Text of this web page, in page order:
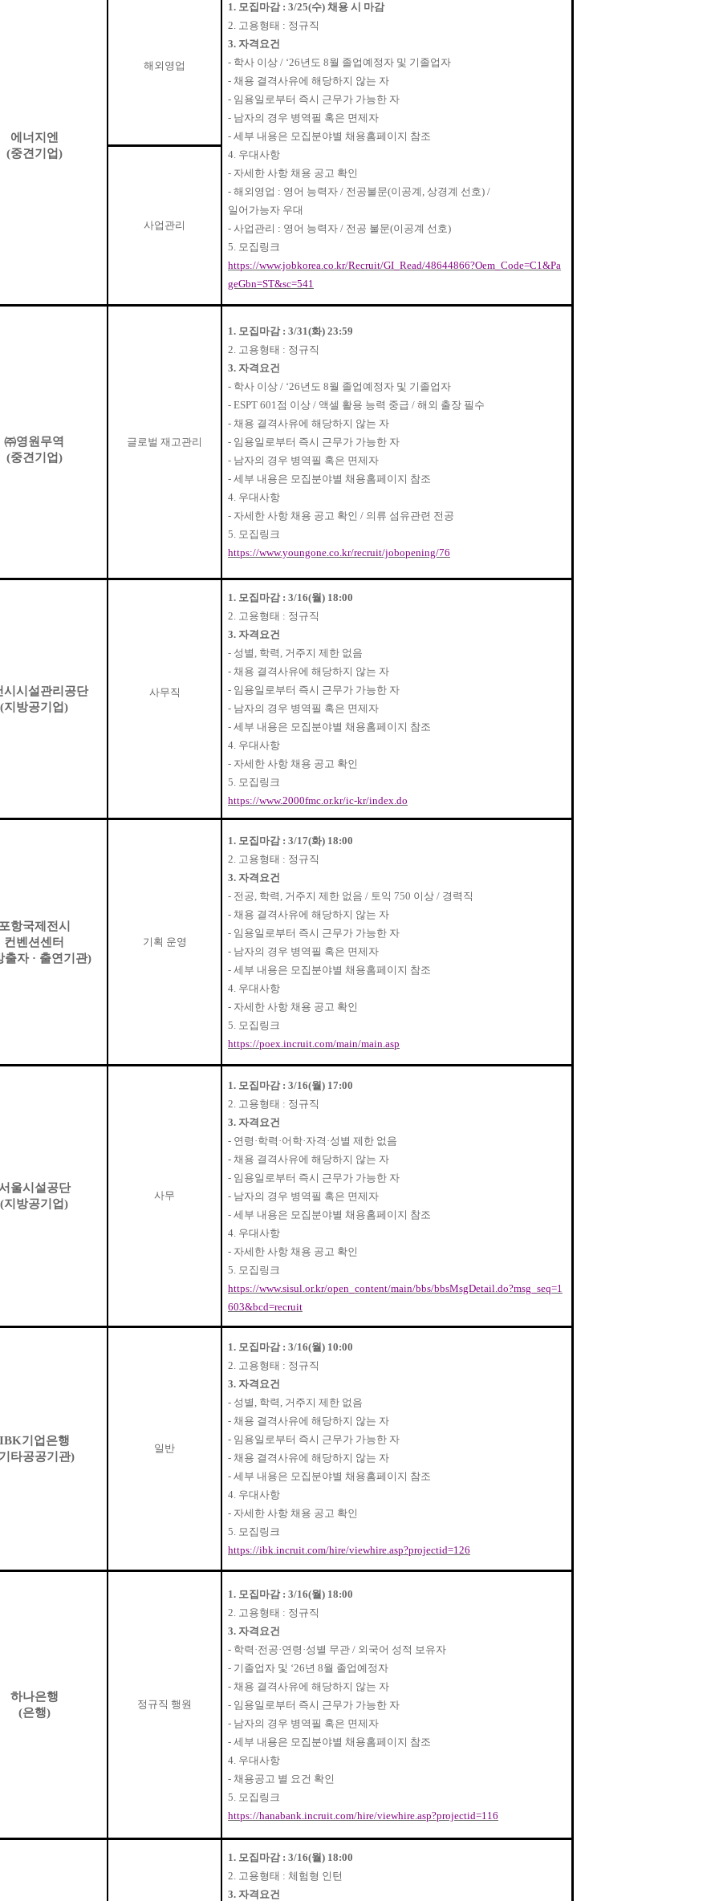
에너지엔
(중견기업)
해외영업
1. 모집마감 : 3/25(수) 채용 시 마감
2. 고용형태 : 정규직
3. 자격요건
- 학사 이상 / ‘26년도 8월 졸업예정자 및 기졸업자
- 채용 결격사유에 해당하지 않는 자
- 임용일로부터 즉시 근무가 가능한 자
- 남자의 경우 병역필 혹은 면제자
- 세부 내용은 모집분야별 채용홈페이지 참조
4. 우대사항
- 자세한 사항 채용 공고 확인
- 해외영업 : 영어 능력자 / 전공불문(이공계 , 상경계 선호) /
일어가능자 우대
- 사업관리 : 영어 능력자 / 전공 불문(이공계 선호)
5. 모집링크
https://www.jobkorea.co.kr/Recruit/GI_Read/48644866?Oem_Code=C1&Pa
geGbn=ST&sc=541
사업관리
㈜영원무역
(중견기업)
글로벌 재고관리
1. 모집마감 : 3/31(화) 23:59
2. 고용형태 : 정규직
3. 자격요건
- 학사 이상 / ‘26년도 8월 졸업예정자 및 기졸업자
- ESPT 601점 이상 / 액셀 활용 능력 중급 / 해외 출장 필수
- 채용 결격사유에 해당하지 않는 자
- 임용일로부터 즉시 근무가 가능한 자
- 남자의 경우 병역필 혹은 면제자
- 세부 내용은 모집분야별 채용홈페이지 참조
4. 우대사항
- 자세한 사항 채용 공고 확인 / 의류 섬유관련 전공
5. 모집링크
https://www.youngone.co.kr/recruit/jobopening/76
시시설관리공단
(지방공기업)
사무직
1. 모집마감 : 3/16(월 ) 18:00
2. 고용형태 : 정규직
3. 자격요건
- 성별 , 학력 , 거주지 제한 없음
- 채용 결격사유에 해당하지 않는 자
- 임용일로부터 즉시 근무가 가능한 자
- 남자의 경우 병역필 혹은 면제자
- 세부 내용은 모집분야별 채용홈페이지 참조
4. 우대사항
- 자세한 사항 채용 공고 확인
5. 모집링크
https://www.2000fmc.or.kr/ic-kr/index.do
항국제전시
컨벤션센터
출자 · 출연기관)
기획 운영
1. 모집마감 : 3/17(화) 18:00
2. 고용형태 : 정규직
3. 자격요건
- 전공, 학력 , 거주지 제한 없음 / 토익 750 이상 / 경력직
- 채용 결격사유에 해당하지 않는 자
- 임용일로부터 즉시 근무가 가능한 자
- 남자의 경우 병역필 혹은 면제자
- 세부 내용은 모집분야별 채용홈페이지 참조
4. 우대사항
- 자세한 사항 채용 공고 확인
5. 모집링크
https://poex.incruit.com/main/main.asp
울시설공단
(지방공기업)
사무
1. 모집마감 : 3/16(월 ) 17:00
2. 고용형태 : 정규직
3. 자격요건
- 연령 ·학력 ·어학·자격 ·성별 제한 없음
- 채용 결격사유에 해당하지 않는 자
- 임용일로부터 즉시 근무가 가능한 자
- 남자의 경우 병역필 혹은 면제자
- 세부 내용은 모집분야별 채용홈페이지 참조
4. 우대사항
- 자세한 사항 채용 공고 확인
5. 모집링크
https://www.sisul.or.kr/open_content/main/bbs/bbsMsgDetail.do?msg_seq=1
603&bcd=recruit
기업은행
타공공기관)
일반
1. 모집마감 : 3/16(월 ) 10:00
2. 고용형태 : 정규직
3. 자격요건
- 성별 , 학력 , 거주지 제한 없음
- 채용 결격사유에 해당하지 않는 자
- 임용일로부터 즉시 근무가 가능한 자
- 채용 결격사유에 해당하지 않는 자
- 세부 내용은 모집분야별 채용홈페이지 참조
4. 우대사항
- 자세한 사항 채용 공고 확인
5. 모집링크
https://ibk.incruit.com/hire/viewhire.asp?projectid=126
하나은행
(은행)
정규직 행원
1. 모집마감 : 3/16(월 ) 18:00
2. 고용형태 : 정규직
3. 자격요건
- 학력 ·전공·연령 ·성별 무관 / 외국어 성적 보유자
- 기졸업자 및 ‘26년 8월 졸업예정자
- 채용 결격사유에 해당하지 않는 자
- 임용일로부터 즉시 근무가 가능한 자
- 남자의 경우 병역필 혹은 면제자
- 세부 내용은 모집분야별 채용홈페이지 참조
4. 우대사항
- 채용공고 별 요건 확인
5. 모집링크
https://hanabank.incruit.com/hire/viewhire.asp?projectid=116
1. 모집마감 : 3/16(월 ) 18:00
2. 고용형태 : 체험형 인턴
3. 자격요건